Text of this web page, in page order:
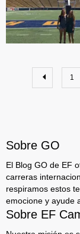
1
Sobre GO
El Blog GO de EF
carreras
respiramos estos
emocione y ayude
Sobre EF